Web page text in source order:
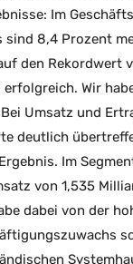
Im
8,4 Prozent
den Rekordwert
Wir
Umsatz und
deutlich
Im
von 1,535
dabei von der